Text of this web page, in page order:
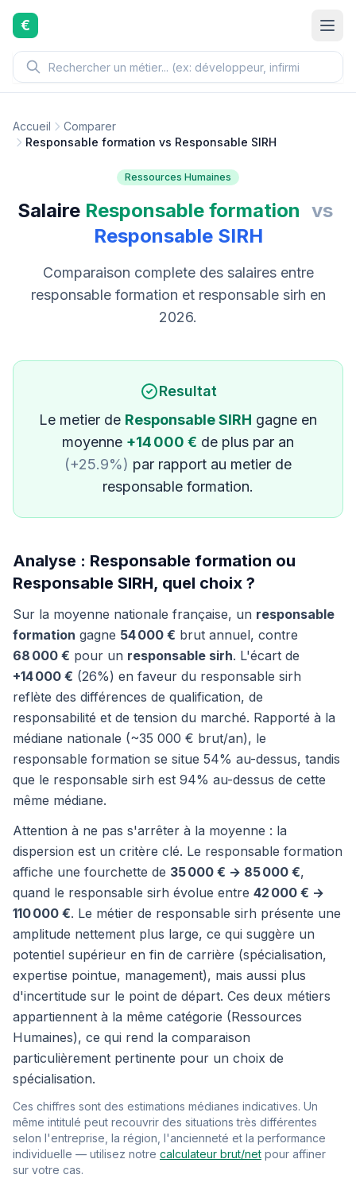
Aller au contenu principal
€
Accueil
Comparer
Responsable formation vs Responsable SIRH
Ressources Humaines
Salaire Responsable formation vs
Responsable SIRH
Comparaison complete des salaires entre
responsable formation et responsable sirh en
2026.
Resultat
Le metier de Responsable SIRH gagne en
moyenne +14 000 € de plus par an
(+25.9%) par rapport au metier de
responsable formation.
Analyse : Responsable formation ou
Responsable SIRH, quel choix ?
Sur la moyenne nationale française, un responsable
formation gagne 54 000 € brut annuel, contre
68 000 € pour un responsable sirh. L'écart de
+14 000 € (26%) en faveur du responsable sirh
reflète des différences de qualification, de
responsabilité et de tension du marché. Rapporté à la
médiane nationale (~35 000 € brut/an), le
responsable formation se situe 54% au-dessus, tandis
que le responsable sirh est 94% au-dessus de cette
même médiane.
Attention à ne pas s'arrêter à la moyenne : la
dispersion est un critère clé. Le responsable formation
affiche une fourchette de 35 000 € → 85 000 €,
quand le responsable sirh évolue entre 42 000 € →
110 000 €. Le métier de responsable sirh présente une
amplitude nettement plus large, ce qui suggère un
potentiel supérieur en fin de carrière (spécialisation,
expertise pointue, management), mais aussi plus
d'incertitude sur le point de départ. Ces deux métiers
appartiennent à la même catégorie (Ressources
Humaines), ce qui rend la comparaison
particulièrement pertinente pour un choix de
spécialisation.
Ces chiffres sont des estimations médianes indicatives. Un
même intitulé peut recouvrir des situations très différentes
selon l'entreprise, la région, l'ancienneté et la performance
individuelle — utilisez notre calculateur brut/net pour affiner
sur votre cas.